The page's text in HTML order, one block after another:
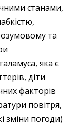
станами,
та
яка є
діти
факторів
повітря,
зміни погоди)